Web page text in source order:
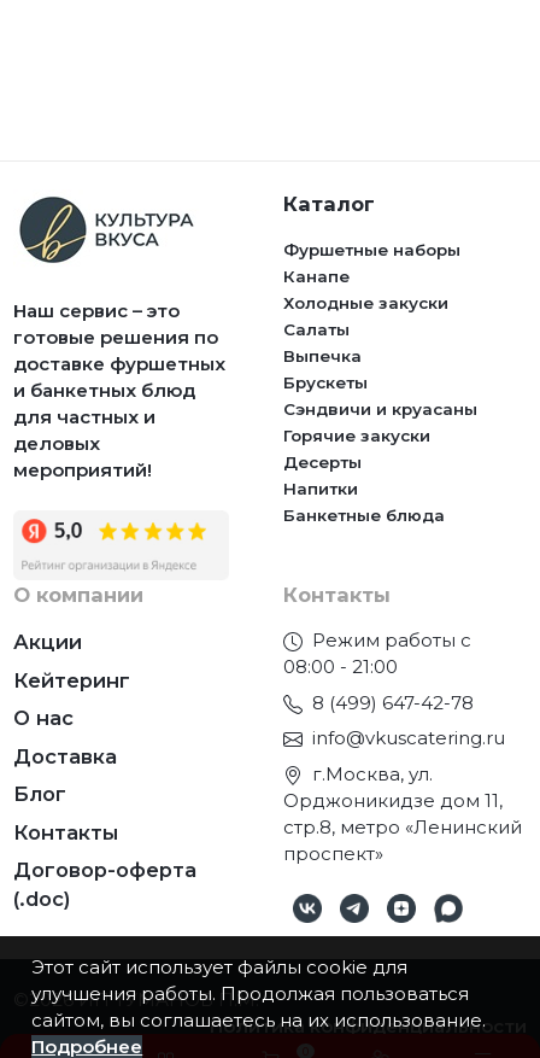
Наш сервис – это
готовые решения по
доставке фуршетных
и банкетных блюд
для частных и
деловых
мероприятий!
Каталог
Фуршетные наборы
Канапе
Холодные закуски
Салаты
Выпечка
Брускеты
Сэндвичи и круасаны
Горячие закуски
Десерты
Напитки
Банкетные блюда
О компании
Акции
Кейтеринг
О нас
Доставка
Блог
Контакты
Договор-оферта
(.doc)
Контакты
Режим работы с
08:00 - 21:00
8 (499) 647-42-78
info@vkuscatering.ru
г.Москва, ул.
Орджоникидзе дом 11,
стр.8, метро «Ленинский
проспект»
©2026ИП ТУМАНОВ П.М.
Политика конфиденциальности
Этот сайт использует файлы cookie для
улучшения работы. Продолжая пользоваться
сайтом, вы соглашаетесь на их использование.
Подробнее